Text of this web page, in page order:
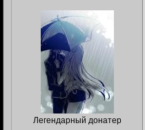
Легендарный донатер